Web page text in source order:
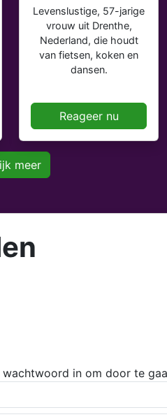
Levenslustige, 57-jarige
vrouw uit Drenthe,
Nederland, die houdt
van fietsen, koken en
dansen.
Reageer nu
meer
in om door te